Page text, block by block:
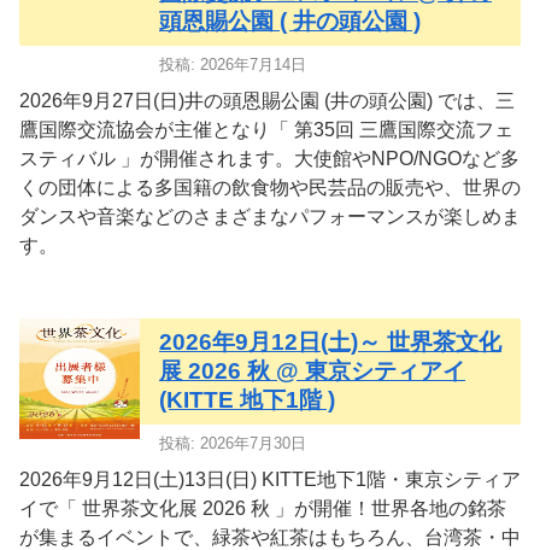
頭恩賜公園 ( 井の頭公園 )
投稿: 2026年7月14日
2026年9月27日(日)井の頭恩賜公園 (井の頭公園) では、三
鷹国際交流協会が主催となり「 第35回 三鷹国際交流フェ
スティバル 」が開催されます。大使館やNPO/NGOなど多
くの団体による多国籍の飲食物や民芸品の販売や、世界の
ダンスや音楽などのさまざまなパフォーマンスが楽しめま
す。
2026年9月12日(土)～ 世界茶文化
展 2026 秋 @ 東京シティアイ
(KITTE 地下1階 )
投稿: 2026年7月30日
2026年9月12日(土)13日(日) KITTE地下1階・東京シティア
イで「 世界茶文化展 2026 秋 」が開催！世界各地の銘茶
が集まるイベントで、緑茶や紅茶はもちろん、台湾茶・中